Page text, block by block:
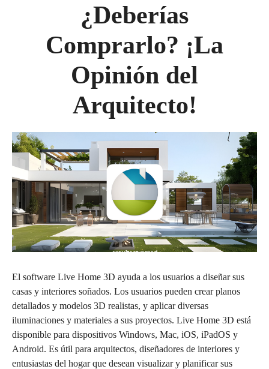
¿Deberías
Comprarlo? ¡La
Opinión del
Arquitecto!
El software Live Home 3D ayuda a los usuarios a diseñar sus
casas y interiores soñados. Los usuarios pueden crear planos
detallados y modelos 3D realistas, y aplicar diversas
iluminaciones y materiales a sus proyectos. Live Home 3D está
disponible para dispositivos Windows, Mac, iOS, iPadOS y
Android. Es útil para arquitectos, diseñadores de interiores y
entusiastas del hogar que desean visualizar y planificar sus